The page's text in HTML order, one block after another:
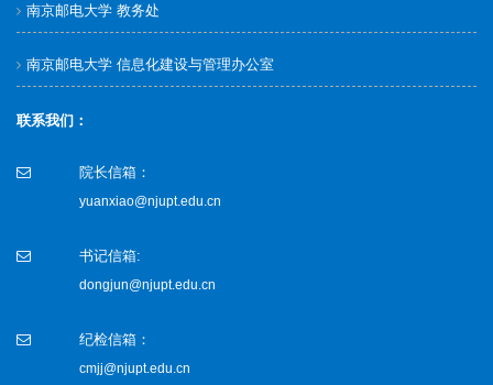
南京邮电大学 教务处
南京邮电大学 信息化建设与管理办公室
联系我们：
院长信箱：
yuanxiao@njupt.edu.cn
书记信箱:
dongjun@njupt.edu.cn
纪检信箱：
cmjj@njupt.edu.cn